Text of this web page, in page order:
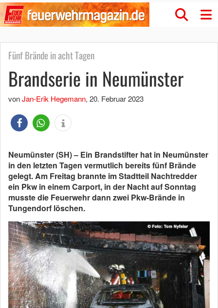
Fünf Brände in acht Tagen
Brandserie in Neumünster
vonJan-Erik Hegemann, 20. Februar 2023
Neumünster (SH) – Ein Brandstifter hat in Neumünster
in den letzten Tagen vermutlich bereits fünf Brände
gelegt. Am Freitag brannte im Stadtteil Nachtredder
ein Pkw in einem Carport, in der Nacht auf Sonntag
musste die Feuerwehr dann zwei Pkw-Brände in
Tungendorf löschen.